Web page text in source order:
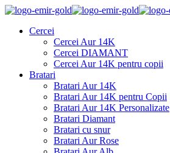
Cercei
Cercei Aur 14K
Cercei DIAMANT
Cercei Aur 14K pentru copii
Bratari
Bratari Aur 14K
Bratari Aur 14K pentru Copii
Bratari Aur 14K Personalizate
Bratari Diamant
Bratari cu snur
Bratari Aur Rose